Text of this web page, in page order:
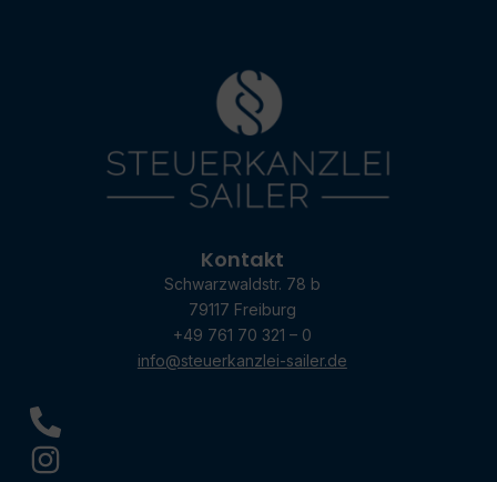
Kontakt
Schwarzwaldstr. 78 b
79117 Freiburg
+49 761 70 321 – 0
info@steuerkanzlei-sailer.de